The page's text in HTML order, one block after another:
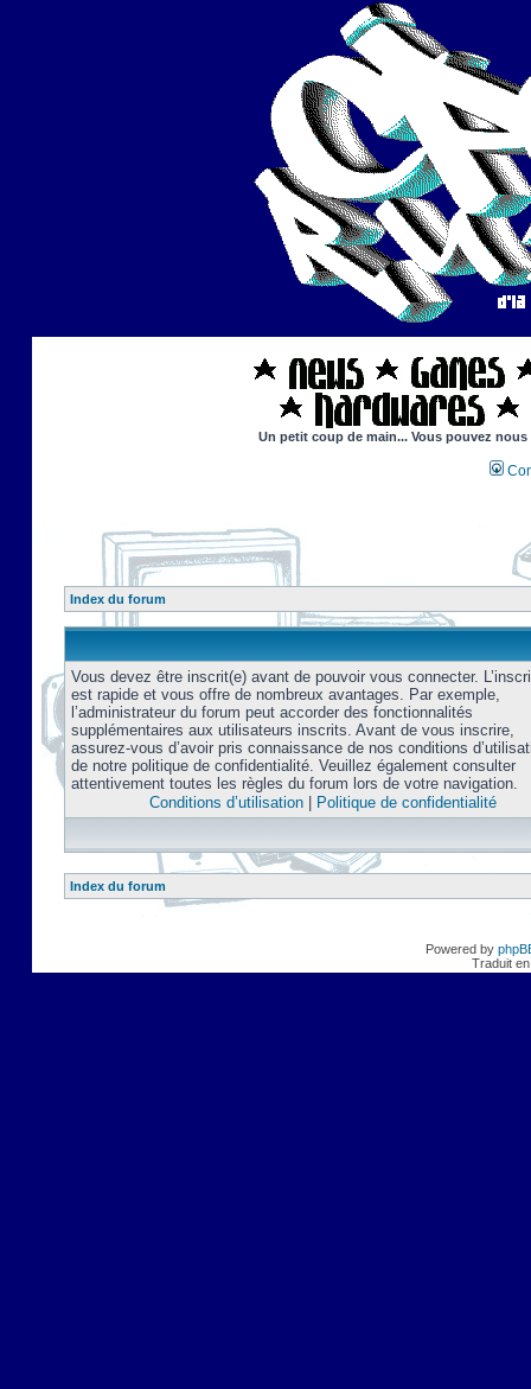
Un petit coup de main... Vous pouvez
Index du forum
Vous devez être inscrit(e) avant de pouvoir vous connecter.
est rapide et vous offre de nombreux avantages. Par exemple,
l’administrateur du forum peut accorder des fonctionnalités
supplémentaires aux utilisateurs inscrits. Avant de vous inscrire,
assurez-vous d’avoir pris connaissance de nos conditions
de notre politique de confidentialité. Veuillez également consulter
attentivement toutes les règles du forum lors de votre navigation.
Conditions d’utilisation| Politique de confidentialité
Index du forum
Powered by
Traduit